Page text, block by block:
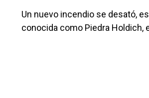
Un nuevo incendio se desató,
conocida como Piedra Holdich,